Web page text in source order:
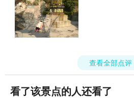
查看全部点评
看了该景点的人还看了